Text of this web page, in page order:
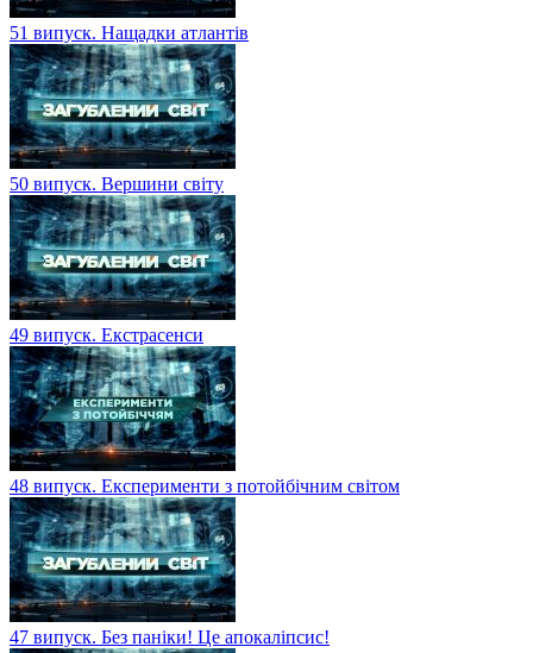
51 випуск. Нащадки атлантів
50 випуск. Вершини світу
49 випуск. Екстрасенси
48 випуск. Експерименти з потойбічним світом
47 випуск. Без паніки! Це апокаліпсис!